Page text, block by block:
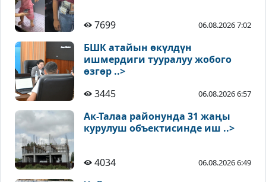
7699 06.08.2026 7:02
БШК атайын өкүлдүн
ишмердиги тууралуу жобого
өзгөр ..>
3445
06.08.2026 6:57
Ак-Талаа районунда 31 жаңы
курулуш объектисинде иш ..>
4034 06.08.2026 6:49